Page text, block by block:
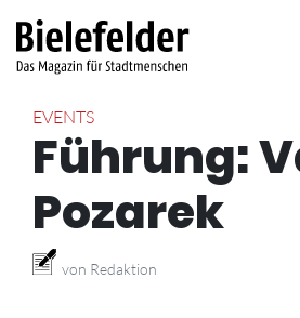
EVENTS
Führung:
Pozarek
von Redaktion